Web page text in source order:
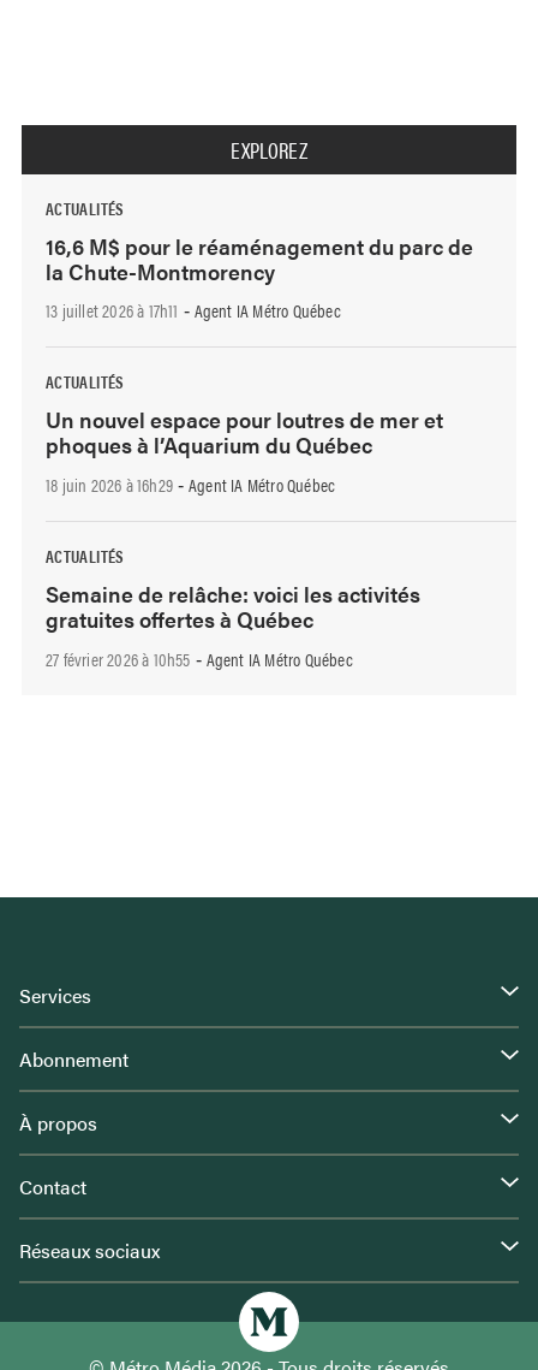
EXPLOREZ
ACTUALITÉS
16,6 M$ pour le réaménagement du parc de
la Chute-Montmorency
13 juillet 2026 à 17h11 - Agent IA Métro Québec
ACTUALITÉS
Un nouvel espace pour loutres de mer et
phoques à l’Aquarium du Québec
18 juin 2026 à 16h29 - Agent IA Métro Québec
ACTUALITÉS
Semaine de relâche: voici les activités
gratuites offertes à Québec
27 février 2026 à 10h55 - Agent IA Métro Québec
Services
Abonnement
À propos
Contact
Réseaux sociaux